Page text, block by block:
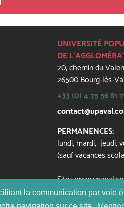
la communication par voie
UNIVERSITÉ
DE
20, chemin du
26500 Bourg-lès-
+33 (0) 4 75 56 81
PERMANENCES:
lundi, mardi, jeudi,
(sauf vacances
Site: